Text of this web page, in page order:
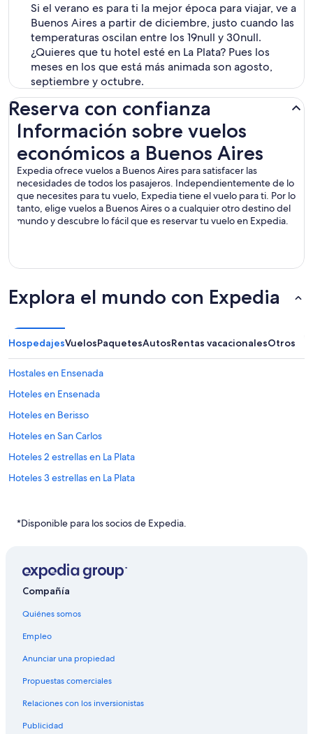
Si el verano es para ti la mejor época para viajar, ve a
Buenos Aires a partir de diciembre, justo cuando las
temperaturas oscilan entre los 19null y 30null.
¿Quieres que tu hotel esté en La Plata? Pues los
meses en los que está más animada son agosto,
septiembre y octubre.
Reserva con confianza
Información sobre vuelos
económicos a Buenos Aires
Expedia ofrece vuelos a Buenos Aires para satisfacer las
necesidades de todos los pasajeros. Independientemente de lo
que necesites para tu vuelo, Expedia tiene el vuelo para ti. Por lo
tanto, elige vuelos a Buenos Aires o a cualquier otro destino del
mundo y descubre lo fácil que es reservar tu vuelo en Expedia.
Información sobre vuelos económicos a Buenos Aires
Explora el mundo con Expedia
HospedajesVuelosPaquetesAutosRentas vacacionalesOtros
Hostales en Ensenada
Hoteles en Ensenada
Hoteles en Berisso
Hoteles en San Carlos
Hoteles 2 estrellas en La Plata
Hoteles 3 estrellas en La Plata
Hoteles 5 estrellas en La Plata
B&B en La Plata
Cabañas en La Plata
Apartamentos en La Plata
Ranchos en La Plata
Hostales en La Plata
Hoteles ecológicos en La Plata
Hoteles baratos en La Plata
*Disponible para los socios de Expedia.
Compañía
Quiénes somos
Empleo
Anunciar una propiedad
Propuestas comerciales
Relaciones con los inversionistas
Publicidad